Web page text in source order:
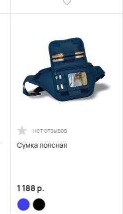
нет отзывов
Сумка поясная
1 188 р.